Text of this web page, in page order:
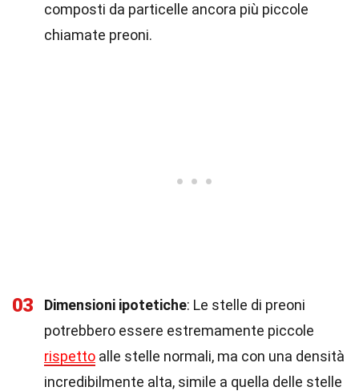
composti da particelle ancora più piccole
chiamate preoni.
03 Dimensioni ipotetiche: Le stelle di preoni
potrebbero essere estremamente piccole
rispetto alle stelle normali, ma con una densità
incredibilmente alta, simile a quella delle stelle